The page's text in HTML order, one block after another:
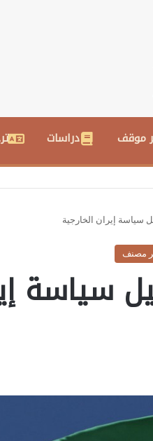
موقف دراسات
سياسة إيران الخارجية
مصنف
سياسة